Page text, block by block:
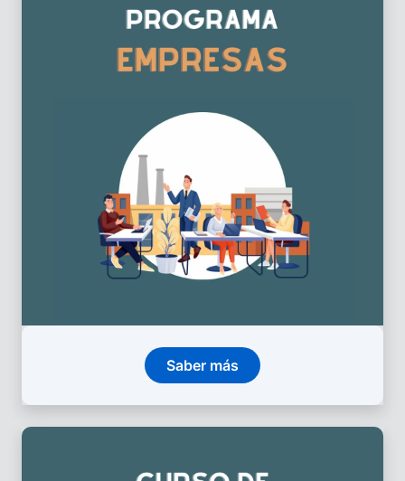
Saber más